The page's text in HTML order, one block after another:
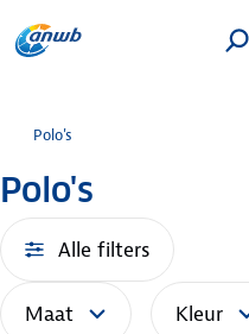
Polo's
Polo's
Alle filters
Maat Kleur